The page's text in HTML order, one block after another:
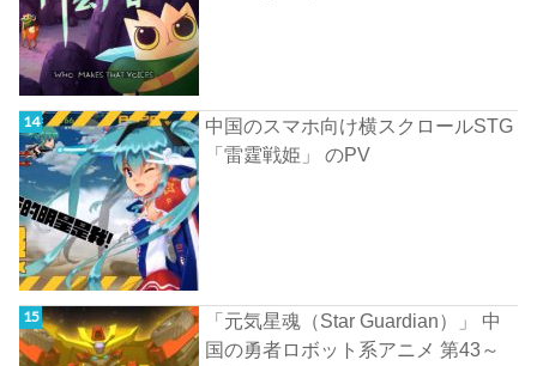
中国のスマホ向け横スクロールSTG
「雷霆戦姫」 のPV
「元気星魂（Star Guardian）」 中
国の勇者ロボット系アニメ 第43～